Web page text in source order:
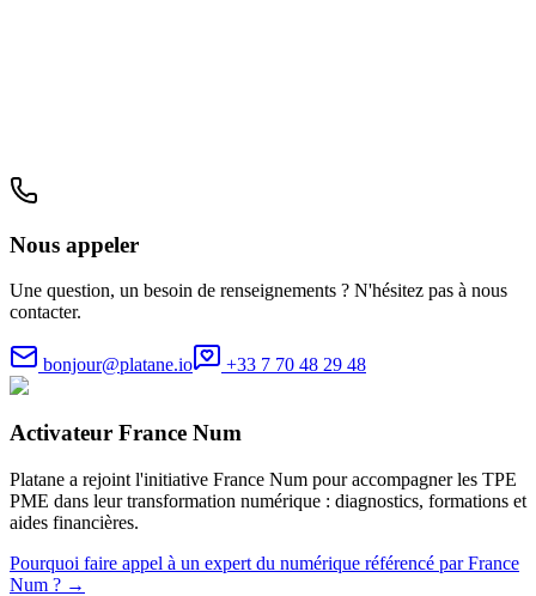
Nous appeler
Une question, un besoin de renseignements ? N'hésitez pas à nous
contacter.
bonjour@platane.io +33 7 70 48 29 48
Activateur France Num
Platane a rejoint l'initiative France Num pour accompagner les TPE
PME dans leur transformation numérique : diagnostics, formations et
aides financières.
Pourquoi faire appel à un expert du numérique référencé par France
Num ? →